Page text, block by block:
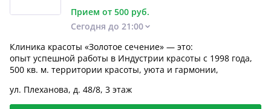
Прием от 500 руб.
Сегодня до 21:00
Клиника красоты «Золотое сечение» — это:
опыт успешной работы в Индустрии красоты с 1998 года,
500 кв. м. территории красоты, уюта и гармонии,
ул. Плеханова, д. 48/8, 3 этаж